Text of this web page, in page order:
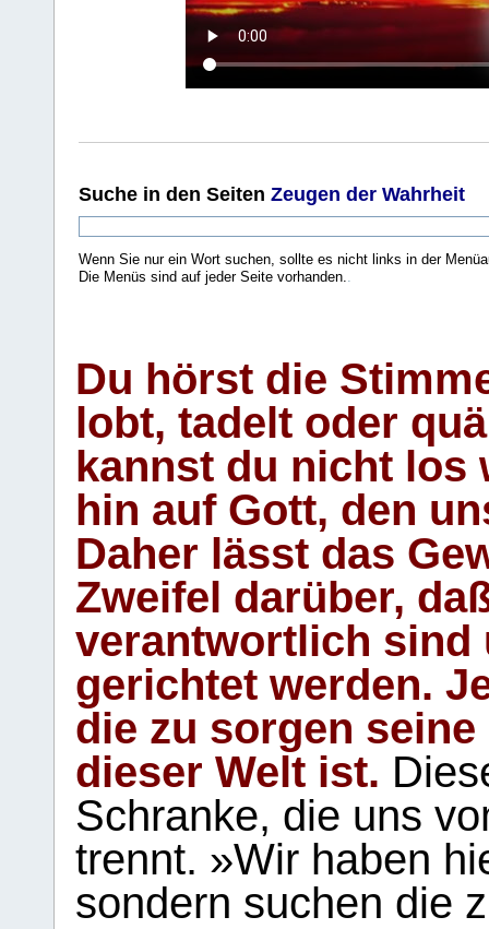
Suche in den Seiten Zeugen der Wahrheit
Wenn Sie nur ein Wort suchen, sollte es nicht links in der
Die Menüs sind auf jeder Seite vorhanden..
Du hörst die
lobt, tadelt oder
kannst du nicht los
hin auf Gott, den
Daher lässt das
Zweifel darüber,
verantwortlich sind
gerichtet werden.
die zu sorgen
dieser Welt ist.
Schranke, die uns
trennt. »Wir haben
sondern suchen die